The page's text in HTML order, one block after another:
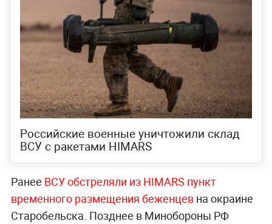
Российские военные уничтожили склад
ВСУ с ракетами HIMARS
Ранее ВСУ обстреляли из HIMARS пункт
временного размещения беженцевна окраине
Старобельска. Позднее в Минобороны РФ